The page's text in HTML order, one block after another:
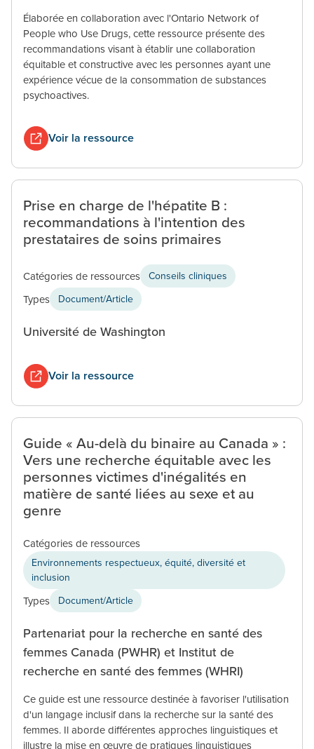
Élaborée en collaboration avec l'Ontario Network of
People who Use Drugs, cette ressource présente des
recommandations visant à établir une collaboration
équitable et constructive avec les personnes ayant une
expérience vécue de la consommation de substances
psychoactives.
Voir la ressource
Prise en charge de l'hépatite B :
recommandations à l'intention des
prestataires de soins primaires
Catégories de ressources Conseils cliniques
Types Document/Article
Université de Washington
Voir la ressource
Guide « Au-delà du binaire au Canada » :
Vers une recherche équitable avec les
personnes victimes d'inégalités en
matière de santé liées au sexe et au
genre
Catégories de ressources
Environnements respectueux, équité, diversité et
inclusion
Types Document/Article
Partenariat pour la recherche en santé des
femmes Canada (PWHR) et Institut de
recherche en santé des femmes (WHRI)
Ce guide est une ressource destinée à favoriser l'utilisation
d'un langage inclusif dans la recherche sur la santé des
femmes. Il aborde différentes approches linguistiques et
illustre la mise en œuvre de pratiques linguistiques